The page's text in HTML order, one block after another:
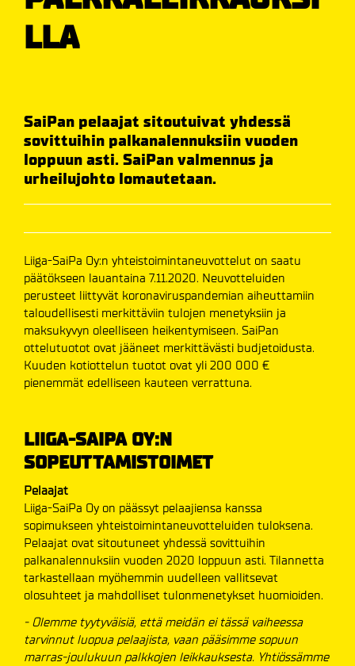
LLA
SaiPan pelaajat sitoutuivat yhdessä
sovittuihin palkanalennuksiin vuoden
loppuun asti. SaiPan valmennus ja
urheilujohto lomautetaan.
Liiga-SaiPa Oy:n yhteistoimintaneuvottelut on saatu
päätökseen lauantaina 7.11.2020. Neuvotteluiden
perusteet liittyvät koronaviruspandemian aiheuttamiin
taloudellisesti merkittäviin tulojen menetyksiin ja
maksukyvyn oleelliseen heikentymiseen. SaiPan
ottelutuotot ovat jääneet merkittävästi budjetoidusta.
Kuuden kotiottelun tuotot ovat yli 200 000 €
pienemmät edelliseen kauteen verrattuna.
LIIGA-SAIPA OY:N
SOPEUTTAMISTOIMET
Pelaajat
Liiga-SaiPa Oy on päässyt pelaajiensa kanssa
sopimukseen yhteistoimintaneuvotteluiden tuloksena.
Pelaajat ovat sitoutuneet yhdessä sovittuihin
palkanalennuksiin vuoden 2020 loppuun asti. Tilannetta
tarkastellaan myöhemmin uudelleen vallitsevat
olosuhteet ja mahdolliset tulonmenetykset huomioiden.
- Olemme tyytyväisiä, että meidän ei tässä vaiheessa
tarvinnut luopua pelaajista, vaan pääsimme sopuun
marras-joulukuun palkkojen leikkauksesta. Yhtiössämme